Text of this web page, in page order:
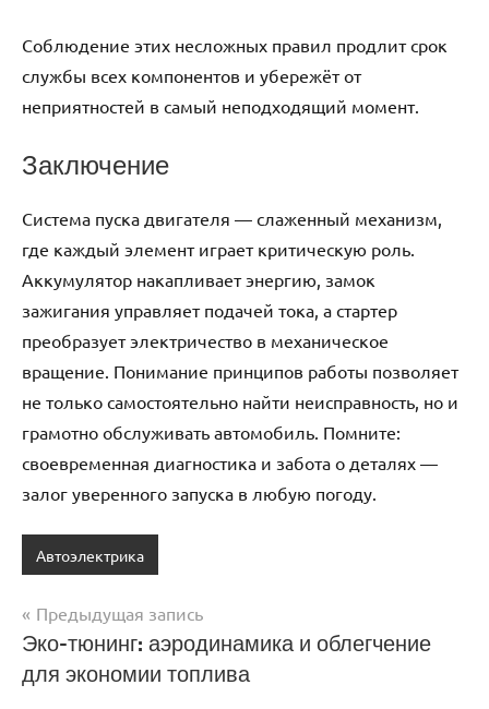
Соблюдение этих несложных правил продлит срок
службы всех компонентов и убережёт от
неприятностей в самый неподходящий момент.
Заключение
Система пуска двигателя — слаженный механизм,
где каждый элемент играет критическую роль.
Аккумулятор накапливает энергию, замок
зажигания управляет подачей тока, а стартер
преобразует электричество в механическое
вращение. Понимание принципов работы позволяет
не только самостоятельно найти неисправность, но и
грамотно обслуживать автомобиль. Помните:
своевременная диагностика и забота о деталях —
залог уверенного запуска в любую погоду.
Автоэлектрика
Навигация
по
Предыдущая запись
Эко-тюнинг: аэродинамика и облегчение
для экономии топлива